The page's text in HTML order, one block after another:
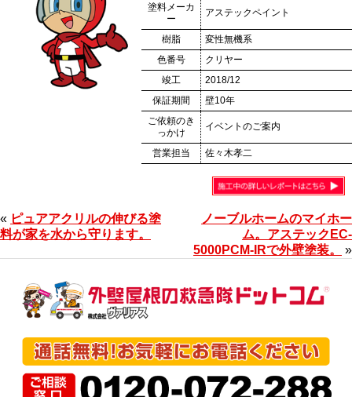
塗料メーカ
ー
アステックペイント
樹脂
変性無機系
色番号
クリヤー
竣工
2018/12
保証期間
壁10年
ご依頼のき
っかけ
イベントのご案内
営業担当 佐々木孝二
« ピュアアクリルの伸びる塗
料が家を水から守ります。
ノーブルホームのマイホー
ム。アステックEC-
5000PCM-IRで外壁塗装。
»